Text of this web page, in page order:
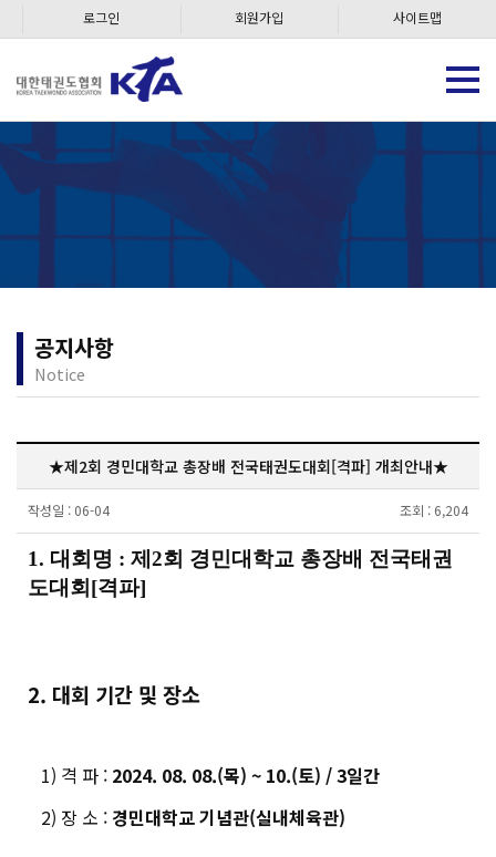
로그인 회원가입 사이트맵
공지사항
Notice
★제2회 경민대학교 총장배 전국태권도대회[격파] 개최안내★
작성일 : 06-04 조회 : 6,204
1. 대회명 : 제2회 경민대학교 총장배 전국태권
도대회[격파]
2. 대회 기간 및 장소
1) 격 파 : 2024. 08. 08.(목) ~ 10.(토) / 3일간
2) 장 소 : 경민대학교 기념관(실내체육관)